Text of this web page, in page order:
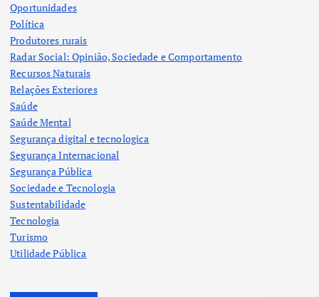
Oportunidades
Política
Produtores rurais
Radar Social: Opinião, Sociedade e Comportamento
Recursos Naturais
Relações Exteriores
Saúde
Saúde Mental
Segurança digital e tecnologica
Segurança Internacional
Segurança Pública
Sociedade e Tecnologia
Sustentabilidade
Tecnologia
Turismo
Utilidade Pública